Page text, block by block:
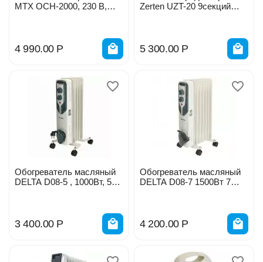
MTX OCH-2000, 230 В,
4 990.00 Р
Zerten UZT-20 9секций
5 300.00 Р
Обогреватель масляный
DELTA D08-5 , 1000Вт, 5
3 400.00 Р
Обогреватель масляный
DELTA D08-7 1500Вт 7
4 200.00 Р